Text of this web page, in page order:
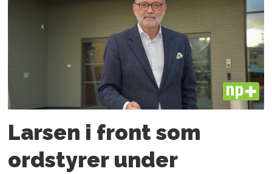
PLUS
Larsen i front som
ordstyrer under